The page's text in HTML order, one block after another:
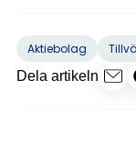
Aktiebolag
Dela artikeln